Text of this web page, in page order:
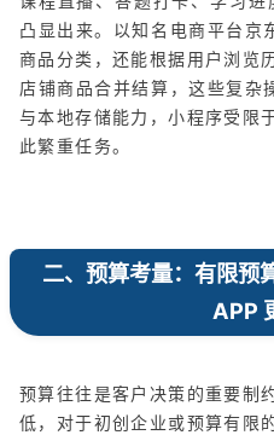
凸显出来。以知名电商平台
商品分类，还能根据用户浏览
店铺商品合并结算，这些复
与本地存储能力，小程序受限
此繁重任务。
二、预算考量：有限预
APP
预算往往是客户决策的重要制
低，对于初创企业或预算有限